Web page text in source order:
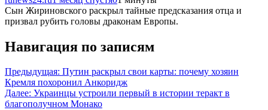
Сын Жириновского раскрыл тайные предсказания отца и
призвал рубить головы драконам Европы.
Навигация по записям
Предыдущая: Путин раскрыл свои карты: почему хозяин
Кремля похоронил Анкоридж
Далее: Украинцы устроили первый в истории теракт в
благополучном Монако